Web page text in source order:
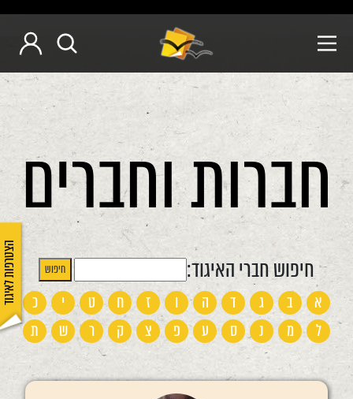
הצטרפות לאיגוד
חברות וחברים
חיפוש חברי האיגוד:
א ב ג ד ה ו ז ח ט י
כ
ל
מ נ ס ע פ צ ק ר ש ת